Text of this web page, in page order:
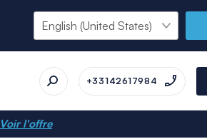
+33142617984
Voir l'offre